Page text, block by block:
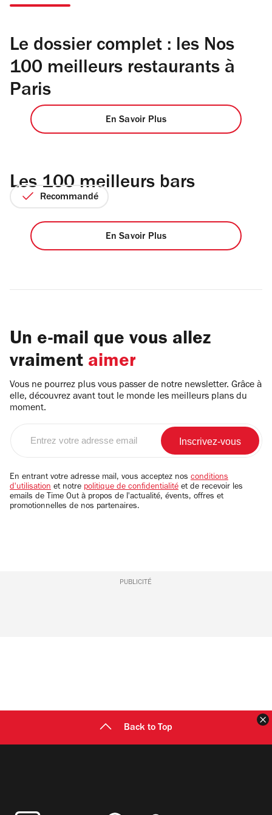
Le dossier complet : les Nos
100 meilleurs restaurants à
Paris
En Savoir Plus
Les 100 meilleurs bars
Recommandé
En Savoir Plus
Un e-mail que vous allez
vraiment aimer
Vous ne pourrez plus vous passer de notre newsletter. Grâce à
elle, découvrez avant tout le monde les meilleurs plans du
moment.
email
En entrant votre adresse mail, vous acceptez nos conditions
d'utilisation et notre politique de confidentialité et de recevoir les
emails de Time Out à propos de l'actualité, évents, offres et
promotionnelles de nos partenaires.
PUBLICITÉ
Back to Top